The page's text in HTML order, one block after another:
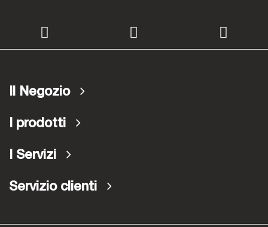
Il Negozio
I prodotti
I Servizi
Servizio clienti